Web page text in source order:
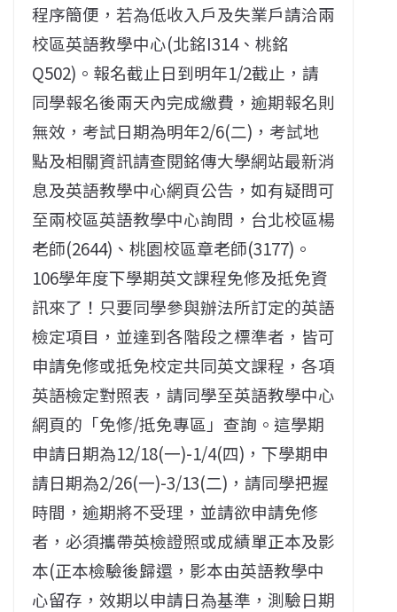
程序簡便，若為低收入戶及失業戶請洽兩
校區英語教學中心(北銘I314、桃銘
Q502)。報名截止日到明年1/2截止，請
同學報名後兩天內完成繳費，逾期報名則
無效，考試日期為明年2/6(二)，考試地
點及相關資訊請查閱銘傳大學網站最新消
息及英語教學中心網頁公告，如有疑問可
至兩校區英語教學中心詢問，台北校區楊
老師(2644)、桃園校區章老師(3177)。
106學年度下學期英文課程免修及抵免資
訊來了！只要同學參與辦法所訂定的英語
檢定項目，並達到各階段之標準者，皆可
申請免修或抵免校定共同英文課程，各項
英語檢定對照表，請同學至英語教學中心
網頁的「免修/抵免專區」查詢。這學期
申請日期為12/18(一)-1/4(四)，下學期申
請日期為2/26(一)-3/13(二)，請同學把握
時間，逾期將不受理，並請欲申請免修
者，必須攜帶英檢證照或成績單正本及影
本(正本檢驗後歸還，影本由英語教學中
心留存，效期以申請日為基準，測驗日期